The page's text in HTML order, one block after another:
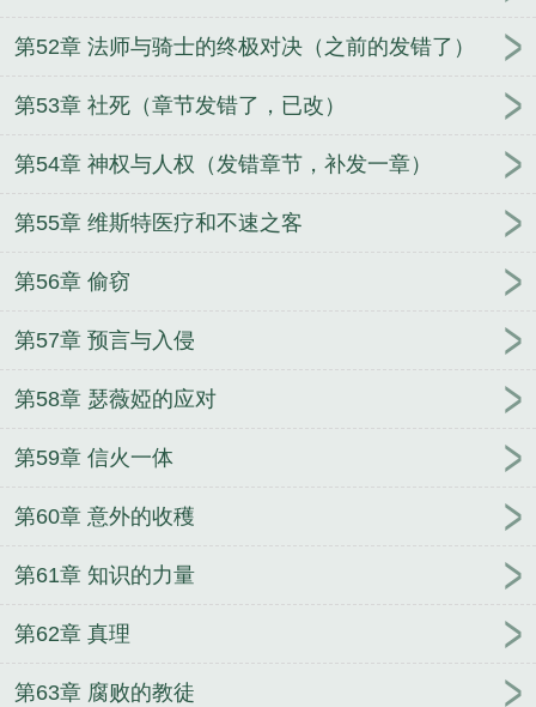
第52章 法师与骑士的终极对决（之前的发错了）
第53章 社死（章节发错了，已改）
第54章 神权与人权（发错章节，补发一章）
第55章 维斯特医疗和不速之客
第56章 偷窃
第57章 预言与入侵
第58章 瑟薇婭的应对
第59章 信火一体
第60章 意外的收穫
第61章 知识的力量
第62章 真理
第63章 腐败的教徒